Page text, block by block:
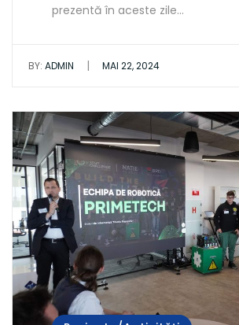
prezentă în aceste zile…
BY: ADMIN | MAI 22, 2024